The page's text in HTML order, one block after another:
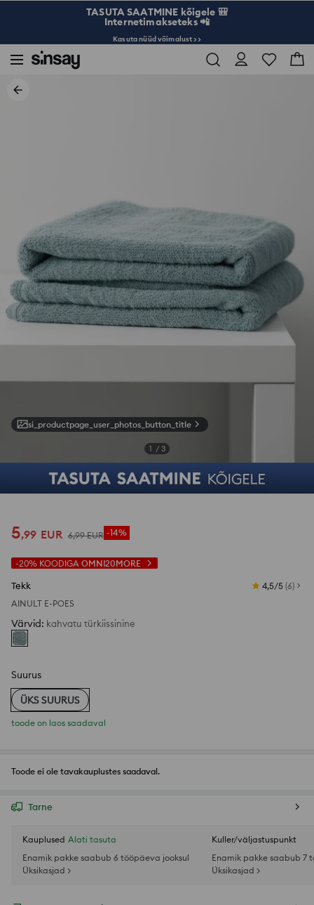
TASUTA SAATMINE kõigele 🎒
Internetimakseteks 📲
Kasuta nüüd võimalust >>
si_productpage_user_photos_button_title
1 / 3
5,99 EUR 6,99 EUR -14%
-20% KOODIGA OMNI20MORE
Tekk 4,5/5 (6)
AINULT E-POES
Värvid: kahvatu türkiissinine
Suurus
ÜKS SUURUS
toode on laos saadaval
Toode ei ole tavakauplustes saadaval.
Tarne
Kauplused Alati tasuta
Enamik pakke saabub 6 tööpäeva jooksul
Üksikasjad >
Kuller/väljastuspunkt
Enamik pakke saabub 7
Üksikasjad >